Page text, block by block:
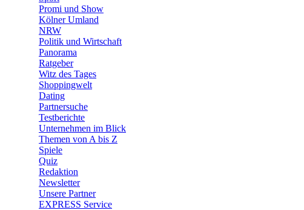
Promi und Show
Kölner Umland
NRW
Politik und Wirtschaft
Panorama
Ratgeber
Witz des Tages
Shoppingwelt
Dating
Partnersuche
Testberichte
Unternehmen im Blick
Themen von A bis Z
Spiele
Quiz
Redaktion
Newsletter
Unsere Partner
EXPRESS Service